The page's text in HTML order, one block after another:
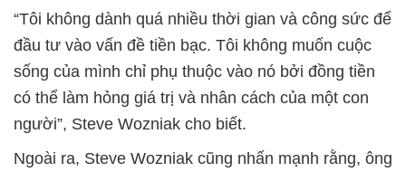
“Tôi không dành quá nhiều thời gian và công sức để
đầu tư vào vấn đề tiền bạc. Tôi không muốn cuộc
sống của mình chỉ phụ thuộc vào nó bởi đồng tiền
có thể làm hỏng giá trị và nhân cách của một con
người”, Steve Wozniak cho biết.
Ngoài ra, Steve Wozniak cũng nhấn mạnh rằng, ông